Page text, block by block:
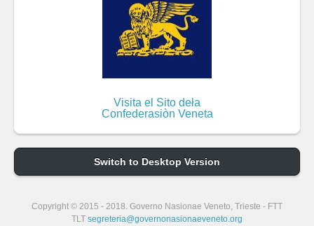
Visita el Sito deła
Confederasiòn Veneta
Switch to Desktop Version
Copyright © 2015 - 2018. Governo Nasionae Veneto, Trieste - FTT
TLT segreteria@governonasionaeveneto.org